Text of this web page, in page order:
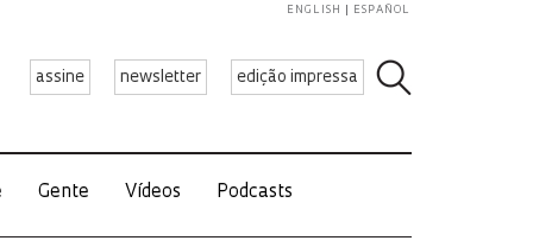
assine newsletter edição impressa
ENGLISH ESPAÑOL
Gente Vídeos Podcasts